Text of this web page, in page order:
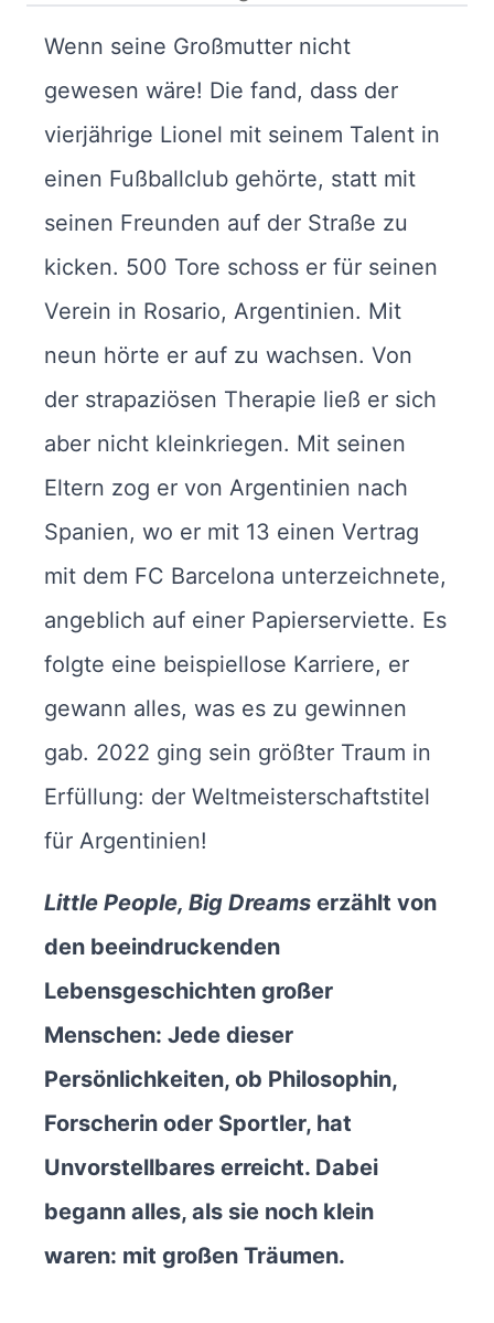
Wenn seine Großmutter nicht
gewesen wäre! Die fand, dass der
vierjährige Lionel mit seinem Talent in
einen Fußballclub gehörte, statt mit
seinen Freunden auf der Straße zu
kicken. 500 Tore schoss er für seinen
Verein in Rosario, Argentinien. Mit
neun hörte er auf zu wachsen. Von
der strapaziösen Therapie ließ er sich
aber nicht kleinkriegen. Mit seinen
Eltern zog er von Argentinien nach
Spanien, wo er mit 13 einen Vertrag
mit dem FC Barcelona unterzeichnete,
angeblich auf einer Papierserviette. Es
folgte eine beispiellose Karriere, er
gewann alles, was es zu gewinnen
gab. 2022 ging sein größter Traum in
Erfüllung: der Weltmeisterschaftstitel
für Argentinien!
Little People, Big Dreams erzählt von
den beeindruckenden
Lebensgeschichten großer
Menschen: Jede dieser
Persönlichkeiten, ob Philosophin,
Forscherin oder Sportler, hat
Unvorstellbares erreicht. Dabei
begann alles, als sie noch klein
waren: mit großen Träumen.